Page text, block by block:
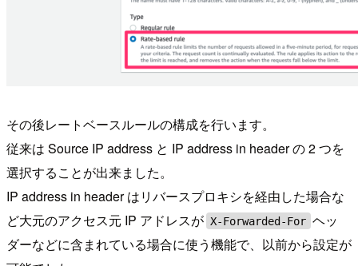
その後レートベースルールの構成を行います。
従来は Source IP address と IP address in header の 2 つを
選択することが出来ました。
IP address in header はリバースプロキシを経由した場合な
ど大元のアクセス元 IP アドレスが X-Forwarded-For ヘッ
ダーなどに含まれている場合に使う機能で、以前から設定が